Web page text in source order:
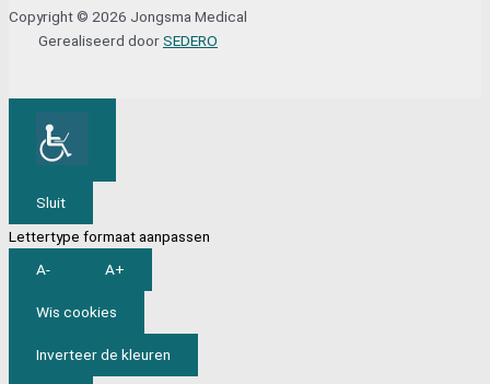
Copyright © 2026 Jongsma Medical
Gerealiseerd doorSEDERO
Sluit
Lettertype formaat aanpassen
A-
A+
Wis cookies
Inverteer de kleuren